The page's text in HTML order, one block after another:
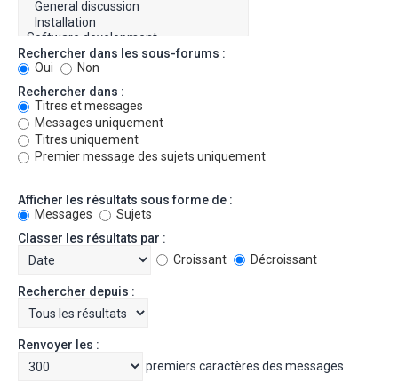
Rechercher dans les sous-forums :
Oui
Non
Rechercher dans :
Titres et messages
Messages uniquement
Titres uniquement
Premier message des sujets uniquement
Afficher les résultats sous forme de :
Messages
Sujets
Classer les résultats par :
Croissant
Décroissant
Rechercher depuis :
Renvoyer les :
premiers caractères des messages